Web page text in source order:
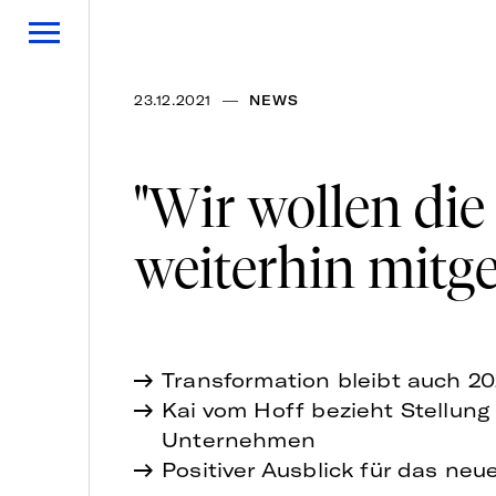
23.12.2021 — NEWS
"Wir wollen
weiterhin
Transformation bleibt auch
Kai vom Hoff bezieht Stellung
Unternehmen
Positiver Ausblick für das